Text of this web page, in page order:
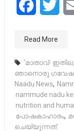
Facebook
Read More
‘മാതാവ്-
ഞാനൊരു
Naadu News,
nammude nadu
nutrition and
പോഷകാഹാരം,
ചെയ്യുന്നത്.